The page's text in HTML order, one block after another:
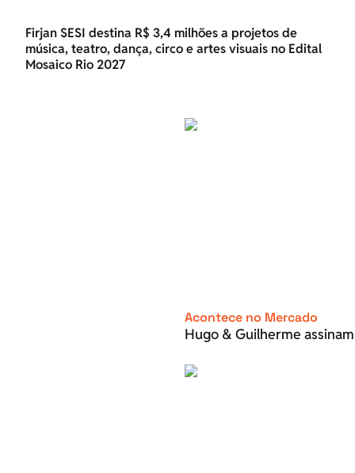
Firjan SESI destina R$ 3,4 milhões a projetos de
música, teatro, dança, circo e artes visuais no Edital
Mosaico Rio 2027
Acontece no Mercado
Hugo & Guilherme